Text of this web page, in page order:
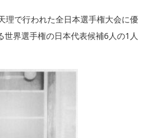
理で行われた全日本選手権大会に優
世界選手権の日本代表候補6人の1人